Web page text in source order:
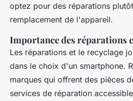
optez pour des réparations
remplacement de l'appareil.
Importance des réparations
Les réparations et le recyclage
dans le choix d'un smartphone.
marques qui offrent des pièces
services de réparation